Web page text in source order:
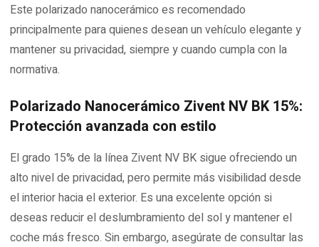
Este polarizado nanocerámico es recomendado
principalmente para quienes desean un vehículo elegante y
mantener su privacidad, siempre y cuando cumpla con la
normativa.
Polarizado Nanocerámico Zivent NV BK 15%:
Protección avanzada con estilo
El grado 15% de la línea Zivent NV BK sigue ofreciendo un
alto nivel de privacidad, pero permite más visibilidad desde
el interior hacia el exterior. Es una excelente opción si
deseas reducir el deslumbramiento del sol y mantener el
coche más fresco. Sin embargo, asegúrate de consultar las